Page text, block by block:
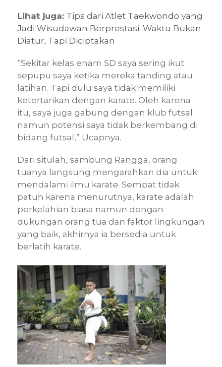
Lihat juga: Tips dari Atlet Taekwondo yang
Jadi Wisudawan Berprestasi: Waktu Bukan
Diatur, Tapi Diciptakan
“Sekitar kelas enam SD saya sering ikut
sepupu saya ketika mereka tanding atau
latihan. Tapi dulu saya tidak memiliki
ketertarikan dengan karate. Oleh karena
itu, saya juga gabung dengan klub futsal
namun potensi saya tidak berkembang di
bidang futsal,” Ucapnya.
Dari situlah, sambung Rangga, orang
tuanya langsung mengarahkan dia untuk
mendalami ilmu karate. Sempat tidak
patuh karena menurutnya, karate adalah
perkelahian biasa namun dengan
dukungan orang tua dan faktor lingkungan
yang baik, akhirnya ia bersedia untuk
berlatih karate.